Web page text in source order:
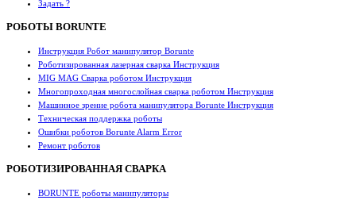
Задать ?
РОБОТЫ BORUNTE
Инструкция Робот манипулятор Borunte
Роботизированная лазерная сварка Инструкция
MIG MAG Сварка роботом Инструкция
Многопроходная многослойная сварка роботом Инструкция
Машинное зрение робота манипулятора Borunte Инструкция
Техническая поддержка роботы
Ошибки роботов Borunte Alarm Error
Ремонт роботов
РОБОТИЗИРОВАННАЯ СВАРКА
BORUNTE роботы манипуляторы